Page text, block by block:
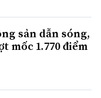
sản dẫn sóng,
mốc 1.770 điểm